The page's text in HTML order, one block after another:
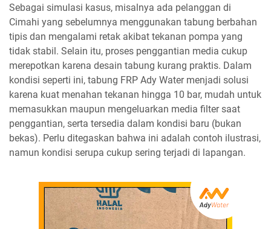
Sebagai simulasi kasus, misalnya ada pelanggan di
Cimahi yang sebelumnya menggunakan tabung berbahan
tipis dan mengalami retak akibat tekanan pompa yang
tidak stabil. Selain itu, proses penggantian media cukup
merepotkan karena desain tabung kurang praktis. Dalam
kondisi seperti ini, tabung FRP Ady Water menjadi solusi
karena kuat menahan tekanan hingga 10 bar, mudah untuk
memasukkan maupun mengeluarkan media filter saat
penggantian, serta tersedia dalam kondisi baru (bukan
bekas). Perlu ditegaskan bahwa ini adalah contoh ilustrasi,
namun kondisi serupa cukup sering terjadi di lapangan.